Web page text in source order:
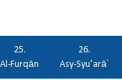
25.
Al-Furqān
26.
Asy-Syu‘arā'